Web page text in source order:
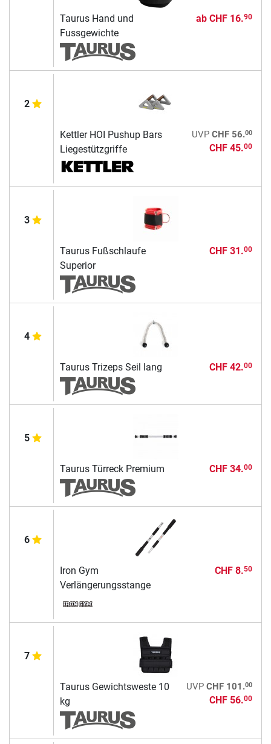
Taurus Hand und
Fussgewichte
ab CHF 16.90
2
Kettler HOI Pushup Bars
Liegestützgriffe
UVP CHF 56.00
CHF 45.00
3
Taurus Fußschlaufe
Superior
CHF 31.00
4
Taurus Trizeps Seil lang CHF 42.00
5
Taurus Türreck Premium CHF 34.00
6
Iron Gym
Verlängerungsstange
CHF 8.50
7
Taurus Gewichtsweste 10
kg
UVP CHF 101.00
CHF 56.00